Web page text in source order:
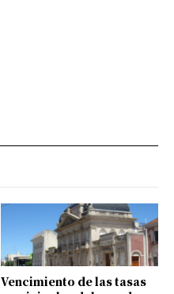
Vencimiento de las tasas